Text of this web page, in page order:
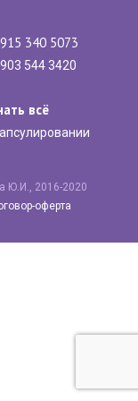
340 5073
544 3420
всё
Ю.И., 2016-2020
оферта